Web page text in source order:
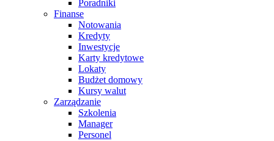
Poradniki
Finanse
Notowania
Kredyty
Inwestycje
Karty kredytowe
Lokaty
Budżet domowy
Kursy walut
Zarządzanie
Szkolenia
Manager
Personel